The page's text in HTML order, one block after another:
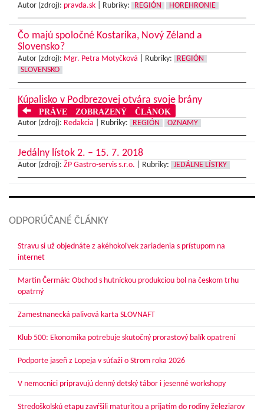
Autor (zdroj): pravda.sk Rubriky: REGIÓN HOREHRONIE
Čo majú spoločné Kostarika, Nový Zéland a
Slovensko?
Autor (zdroj): Mgr. Petra Motyčková Rubriky:
REGIÓN
SLOVENSKO
Kúpalisko v Podbrezovej otvára svoje brány
PRÁVE ZOBRAZENÝ ČLÁNOK
Autor (zdroj): Redakcia Rubriky: REGIÓN OZNAMY
Jedálny lístok 2. – 15. 7. 2018
Autor (zdroj): ŽP Gastro-servis s.r.o. Rubriky: JEDÁLNE LÍSTKY
ODPORÚČANÉ ČLÁNKY
Stravu si už objednáte z akéhokoľvek zariadenia s prístupom na
internet
Martin Čermák: Obchod s hutníckou produkciou bol na českom trhu
opatrný
Zamestnanecká palivová karta SLOVNAFT
Klub 500: Ekonomika potrebuje skutočný prorastový balík opatrení
Podporte jaseň z Lopeja v súťaži o Strom roka 2026
V nemocnici pripravujú denný detský tábor i jesenné workshopy
Stredoškolskú etapu zavŕšili maturitou a prijatím do rodiny železiarov